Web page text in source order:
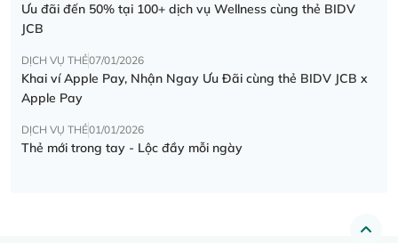
Ưu đãi đến 50% tại 100+ dịch vụ Wellness cùng thẻ BIDV
JCB
DỊCH VỤ THẺ07/01/2026
Khai ví Apple Pay, Nhận Ngay Ưu Đãi cùng thẻ BIDV JCB x
Apple Pay
DỊCH VỤ THẺ01/01/2026
Thẻ mới trong tay - Lộc đầy mỗi ngày